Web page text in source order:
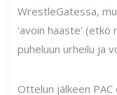
WrestleGatessa,
'avoin haaste' (etkö
puheluun urheilu ja
Ottelun jälkeen